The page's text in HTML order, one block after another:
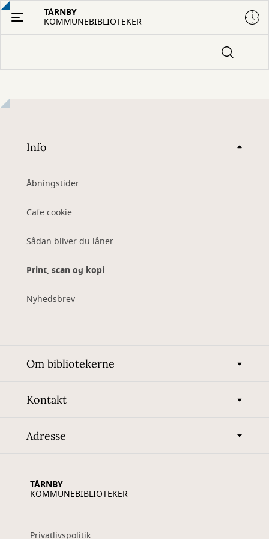
Gå
hovedindhold
TÅRNBY
KOMMUNEBIBLIOTEKER
Info
Åbningstider
Cafe cookie
Sådan bliver du låner
Print, scan og kopi
Nyhedsbrev
Om bibliotekerne
Kontakt
Adresse
TÅRNBY
KOMMUNEBIBLIOTEKER
Privatlivspolitik